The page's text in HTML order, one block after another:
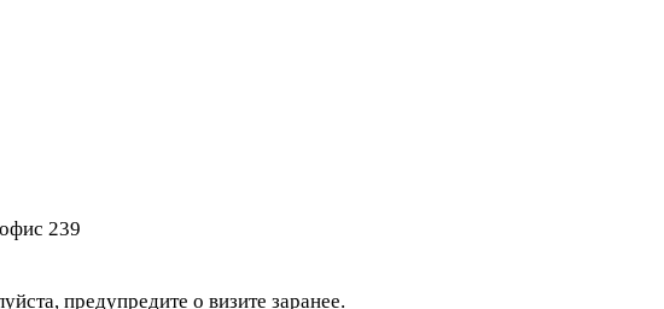
239
предупредите о визите заранее.